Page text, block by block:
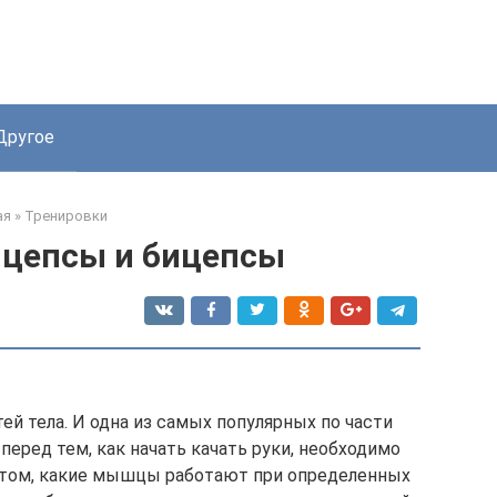
» Тренировки
и бицепсы
тела. И одна из самых популярных по части
тем, как начать качать руки, необходимо
том, какие мышцы работают при определенных